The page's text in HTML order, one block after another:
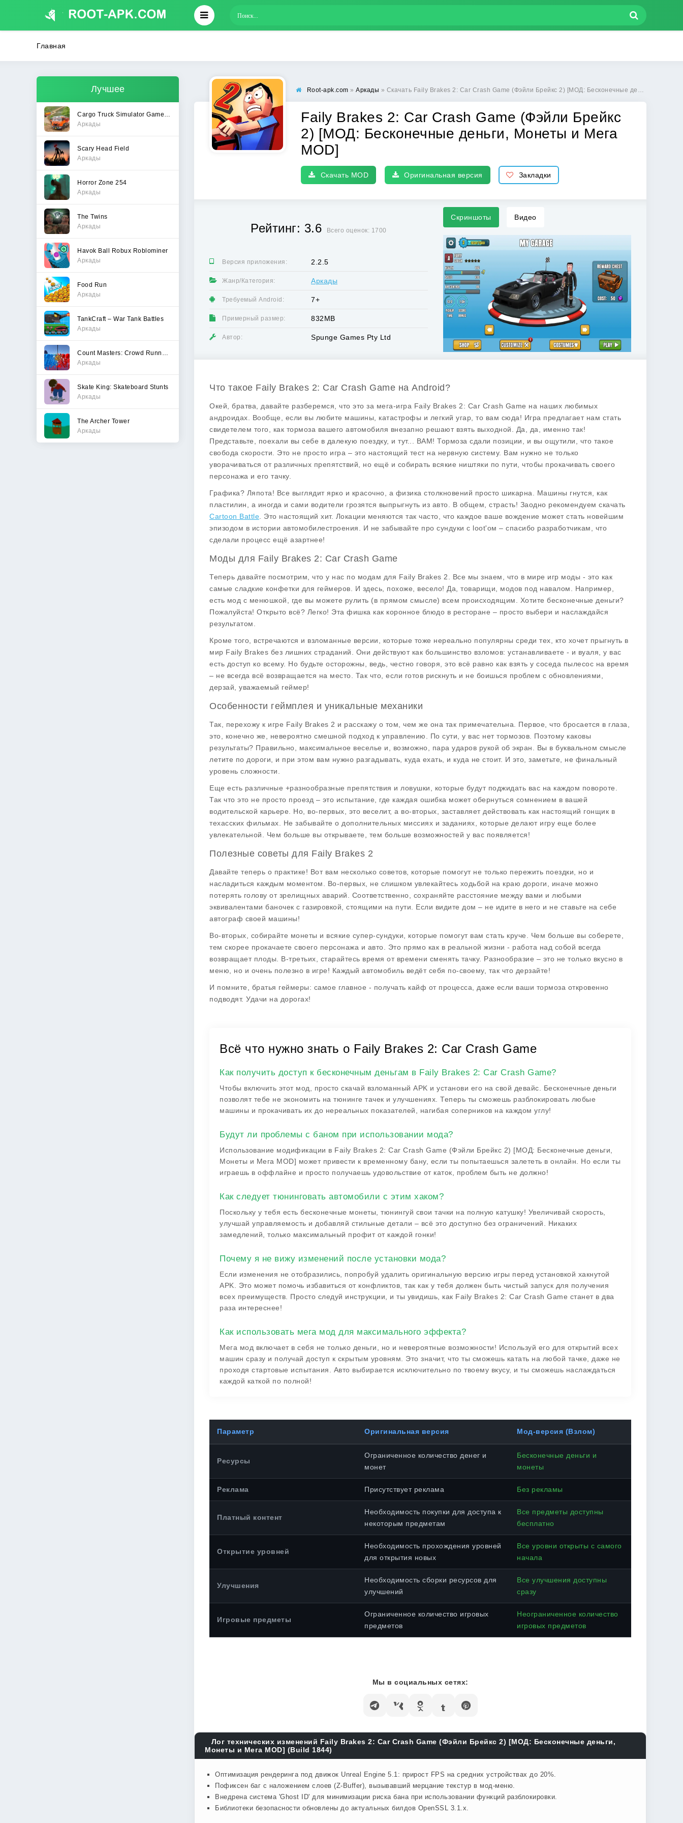
Главная
Лучшее
Аркады
Scary Head Field
Аркады
Horror Zone 254
Аркады
The Twins
Аркады
Havok Ball Robux Roblominer
Аркады
Food Run
Аркады
TankCraft – War Tank Battles
Аркады
Аркады
Skate King: Skateboard Stunts
Аркады
The Archer Tower
Аркады
Root-apk.com » Аркады » Скачать Faily Brakes 2: Car Crash Game (Фэйли Брейкс 2) [МОД: Бесконечные деньги, Монеты и Мега MOD] | Взлом Faily Brakes 2: Car Crash Game на Андроид
Faily Brakes 2: Car Crash Game (Фэйли Брейкс
2) [МОД: Бесконечные деньги, Монеты и Мега
MOD]
Скачать MOD Оригинальная версия Закладки
Рейтинг: 3.6 Всего оценок: 1700
Версия приложения: 2.2.5
Жанр/Категория: Аркады
Требуемый Android: 7+
Примерный размер: 832MB
Автор: Spunge Games Pty Ltd
Скриншоты Видео
Что такое Faily Brakes 2: Car Crash Game на Android?
Окей, братва, давайте разберемся, что это за мега-игра Faily Brakes 2: Car Crash Game на наших любимых
андроидах. Вообще, если вы любите машины, катастрофы и легкий угар, то вам сюда! Игра предлагает нам стать
свидетелем того, как тормоза вашего автомобиля внезапно решают взять выходной. Да, да, именно так!
Представьте, поехали вы себе в далекую поездку, и тут... BAM! Тормоза сдали позиции, и вы ощутили, что такое
свобода скорости. Это не просто игра – это настоящий тест на нервную систему. Вам нужно не только
уворачиваться от различных препятствий, но ещё и собирать всякие ништяки по пути, чтобы прокачивать своего
персонажа и его тачку.
Графика? Ляпота! Все выглядит ярко и красочно, а физика столкновений просто шикарна. Машины гнутся, как
пластилин, а иногда и сами водители грозятся выпрыгнуть из авто. В общем, страсть! Заодно рекомендуем скачать
Cartoon Battle . Это настоящий хит. Локации меняются так часто, что каждое ваше вождение может стать новейшим
эпизодом в истории автомобилестроения. И не забывайте про сундуки с loot'ом – спасибо разработчикам, что
сделали процесс ещё азартнее!
Моды для Faily Brakes 2: Car Crash Game
Теперь давайте посмотрим, что у нас по модам для Faily Brakes 2. Все мы знаем, что в мире игр моды - это как
самые сладкие конфетки для геймеров. И здесь, похоже, весело! Да, товарищи, модов под навалом. Например,
есть мод с менюшкой, где вы можете рулить (в прямом смысле) всем происходящим. Хотите бесконечные деньги?
Пожалуйста! Открыто всё? Легко! Эта фишка как коронное блюдо в ресторане – просто выбери и наслаждайся
результатом.
Кроме того, встречаются и взломанные версии, которые тоже нереально популярны среди тех, кто хочет прыгнуть в
мир Faily Brakes без лишних страданий. Они действуют как большинство взломов: устанавливаете - и вуаля, у вас
есть доступ ко всему. Но будьте осторожны, ведь, честно говоря, это всё равно как взять у соседа пылесос на время
– не всегда всё возвращается на место. Так что, если готов рискнуть и не боишься проблем с обновлениями,
дерзай, уважаемый геймер!
Особенности геймплея и уникальные механики
Так, перехожу к игре Faily Brakes 2 и расскажу о том, чем же она так примечательна. Первое, что бросается в глаза,
это, конечно же, невероятно смешной подход к управлению. По сути, у вас нет тормозов. Поэтому каковы
результаты? Правильно, максимальное веселье и, возможно, пара ударов рукой об экран. Вы в буквальном смысле
летите по дороги, и при этом вам нужно разгадывать, куда ехать, и куда не стоит. И это, заметьте, не финальный
уровень сложности.
Еще есть различные +разнообразные препятствия и ловушки, которые будут поджидать вас на каждом повороте.
Так что это не просто проезд – это испытание, где каждая ошибка может обернуться сомнением в вашей
водительской карьере. Но, во-первых, это веселит, а во-вторых, заставляет действовать как настоящий гонщик в
техасских фильмах. Не забывайте о дополнительных миссиях и заданиях, которые делают игру еще более
увлекательной. Чем больше вы открываете, тем больше возможностей у вас появляется!
Полезные советы для Faily Brakes 2
Давайте теперь о практике! Вот вам несколько советов, которые помогут не только пережить поездки, но и
насладиться каждым моментом. Во-первых, не слишком увлекайтесь ходьбой на краю дороги, иначе можно
потерять голову от зрелищных аварий. Соответственно, сохраняйте расстояние между вами и любыми
эквивалентами баночек с газировкой, стоящими на пути. Если видите дом – не идите в него и не ставьте на себе
автограф своей машины!
Во-вторых, собирайте монеты и всякие супер-сундуки, которые помогут вам стать круче. Чем больше вы соберете,
тем скорее прокачаете своего персонажа и авто. Это прямо как в реальной жизни - работа над собой всегда
возвращает плоды. В-третьих, старайтесь время от времени сменять тачку. Разнообразие – это не только вкусно в
меню, но и очень полезно в игре! Каждый автомобиль ведёт себя по-своему, так что дерзайте!
И помните, братья геймеры: самое главное - получать кайф от процесса, даже если ваши тормоза откровенно
подводят. Удачи на дорогах!
Всё что нужно знать о Faily Brakes 2: Car Crash Game
Как получить доступ к бесконечным деньгам в Faily Brakes 2: Car Crash Game?
Чтобы включить этот мод, просто скачай взломанный APK и установи его на свой девайс. Бесконечные деньги
позволят тебе не экономить на тюнинге тачек и улучшениях. Теперь ты сможешь разблокировать любые
машины и прокачивать их до нереальных показателей, нагибая соперников на каждом углу!
Будут ли проблемы с баном при использовании мода?
Использование модификации в Faily Brakes 2: Car Crash Game (Фэйли Брейкс 2) [МОД: Бесконечные деньги,
Монеты и Мега MOD] может привести к временному бану, если ты попытаешься залететь в онлайн. Но если ты
играешь в оффлайне и просто получаешь удовольствие от каток, проблем быть не должно!
Как следует тюнинговать автомобили с этим хаком?
Поскольку у тебя есть бесконечные монеты, тюнингуй свои тачки на полную катушку! Увеличивай скорость,
улучшай управляемость и добавляй стильные детали – всё это доступно без ограничений. Никаких
замедлений, только максимальный профит от каждой гонки!
Почему я не вижу изменений после установки мода?
Если изменения не отобразились, попробуй удалить оригинальную версию игры перед установкой хакнутой
APK. Это может помочь избавиться от конфликтов, так как у тебя должен быть чистый запуск для получения
всех преимуществ. Просто следуй инструкции, и ты увидишь, как Faily Brakes 2: Car Crash Game станет в два
раза интереснее!
Как использовать мега мод для максимального эффекта?
Мега мод включает в себя не только деньги, но и невероятные возможности! Используй его для открытий всех
машин сразу и получай доступ к скрытым уровням. Это значит, что ты сможешь катать на любой тачке, даже не
проходя стартовые испытания. Авто выбирается исключительно по твоему вкусу, и ты сможешь наслаждаться
каждой каткой по полной!
Параметр Оригинальная версия Мод-версия (Взлом)
Ресурсы
Ограниченное количество денег и
монет
Бесконечные деньги и
монеты
Реклама Присутствует реклама Без рекламы
Платный контент
Необходимость покупки для доступа к
некоторым предметам
Все предметы доступны
бесплатно
Открытие уровней
Необходимость прохождения уровней
для открытия новых
Все уровни открыты с самого
начала
Улучшения
Необходимость сборки ресурсов для
улучшений
Все улучшения доступны
сразу
Игровые предметы
Ограниченное количество игровых
предметов
Неограниченное количество
игровых предметов
Мы в социальных сетях:
Лог технических изменений Faily Brakes 2: Car Crash Game (Фэйли Брейкс 2) [МОД: Бесконечные деньги,
Монеты и Мега MOD] (Build 1844)
Оптимизация рендеринга под движок Unreal Engine 5.1: прирост FPS на средних устройствах до 20%.
Пофиксен баг с наложением слоев (Z-Buffer), вызывавший мерцание текстур в мод-меню.
Внедрена система 'Ghost ID' для минимизации риска бана при использовании функций разблокировки.
Библиотеки безопасности обновлены до актуальных билдов OpenSSL 3.1.x.